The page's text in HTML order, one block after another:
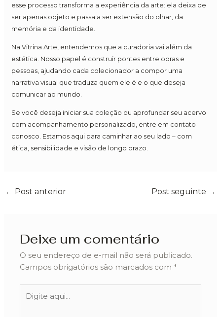
esse processo transforma a experiência da arte: ela deixa de
ser apenas objeto e passa a ser extensão do olhar, da
memória e da identidade.
Na Vitrina Arte, entendemos que a curadoria vai além da
estética. Nosso papel é construir pontes entre obras e
pessoas, ajudando cada colecionador a compor uma
narrativa visual que traduza quem ele é e o que deseja
comunicar ao mundo.
Se você deseja iniciar sua coleção ou aprofundar seu acervo
com acompanhamento personalizado, entre em contato
conosco. Estamos aqui para caminhar ao seu lado – com
ética, sensibilidade e visão de longo prazo.
← Post anterior Post seguinte →
Deixe um comentário
O seu endereço de e-mail não será publicado.
Campos obrigatórios são marcados com *
aqui...